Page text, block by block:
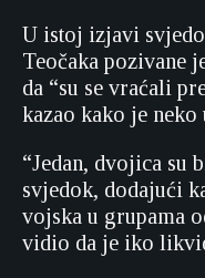
U istoj izjavi
Teočaka pozivane
da “su se vraćali
kazao kako je neko
“Jedan, dvojica
svjedok, dodajući
vojska u grupama
vidio da je iko